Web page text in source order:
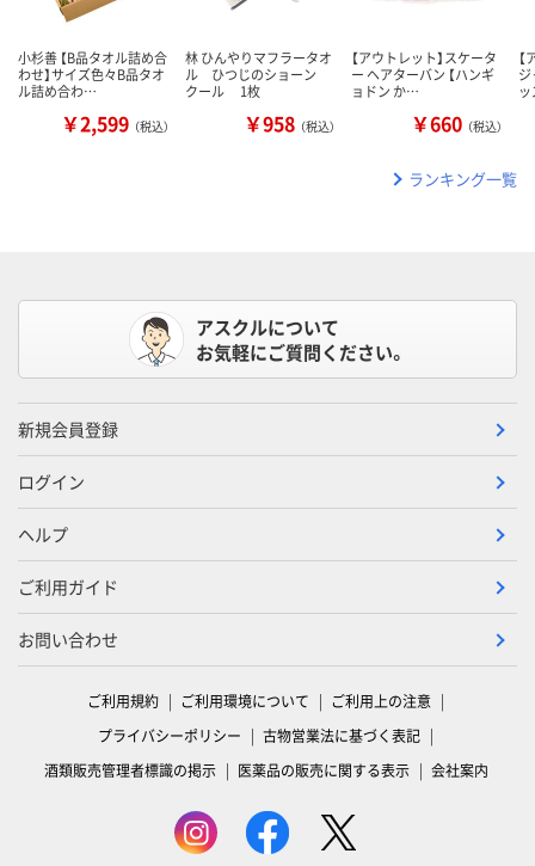
小杉善 【B品タオル詰め合
わせ】サイズ色々B品タオ
ル詰め合わ…
￥2,599 （税込）
林 ひんやりマフラータオ
ル ひつじのショーン
クール 1枚
￥958 （税込）
【アウトレット】スケータ
ー ヘアターバン 【ハンギ
ョドン か…
￥660 （税込）
ランキング一覧
アスクルについて
お気軽にご質問ください。
新規会員登録
ログイン
ヘルプ
ご利用ガイド
お問い合わせ
ご利用規約 ご利用環境について
ご利用上の注意
プライバシーポリシー
古物営業法に基づく表記
酒類販売管理者標識の掲示
医薬品の販売に関する表示 会社案内